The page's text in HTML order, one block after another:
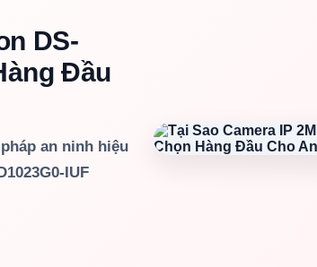
DS-
Đầu
an ninh hiệu
IUF